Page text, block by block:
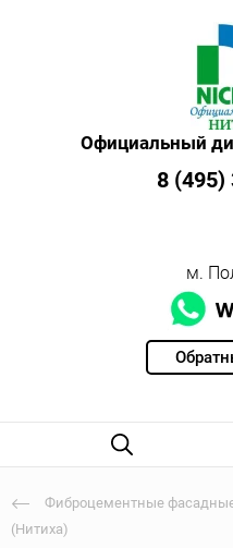
Официальный
8 (495)
м.
Фиброцементные
(Нитиха)